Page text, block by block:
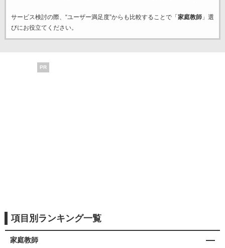
サービス検討の際、“ユーザー満足度”からも比較することで「 家庭教師」選
びにお役立てください。
PR
項目別ランキング一覧
家庭教師